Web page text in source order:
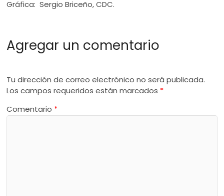
Gráfica: Sergio Briceño, CDC.
Agregar un comentario
Tu dirección de correo electrónico no será publicada.
Los campos requeridos están marcados *
Comentario *